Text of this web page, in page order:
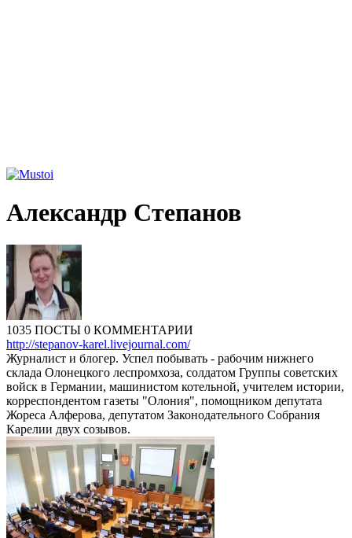
Александр Степанов
1035 ПОСТЫ 0 КОММЕНТАРИИ
http://stepanov-karel.livejournal.com/
Журналист и блогер. Успел побывать - рабочим нижнего
склада Олонецкого леспромхоза, солдатом Группы советских
войск в Германии, машинистом котельной, учителем истории,
корреспондентом газеты "Олония", помощником депутата
Жореса Алферова, депутатом Законодательного Собрания
Карелии двух созывов.